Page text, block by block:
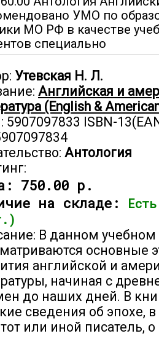
УМО по
МО РФ в качестве
специально
Утевская Н. Л.
Английская и
(English &
5907097833 ISBN-
Антология
750.00 р.
на складе:
В данном учебном
основные
английской и
начиная с
до наших дней. В
сведения об эпохе,
или иной писатель, о